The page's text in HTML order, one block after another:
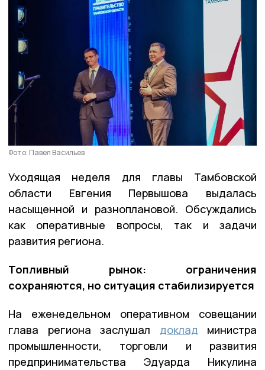
Фото: Павел Васильев
Уходящая неделя для главы Тамбовской
области Евгения Первышова выдалась
насыщенной и разноплановой. Обсуждались
как оперативные вопросы, так и задачи
развития региона.
Топливный рынок: ограничения
сохраняются, но ситуация стабилизируется
На еженедельном оперативном совещании
глава региона заслушал доклад министра
промышленности, торговли и развития
предпринимательства Эдуарда Никулина